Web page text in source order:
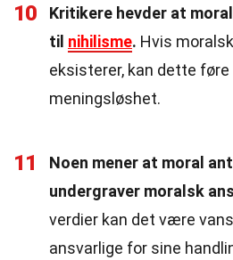
10
Kritikere hevder at
til nihilisme. Hvis
eksisterer, kan dette
meningsløshet.
11
Noen mener at moral
undergraver moralsk
verdier kan det være
ansvarlige for sine